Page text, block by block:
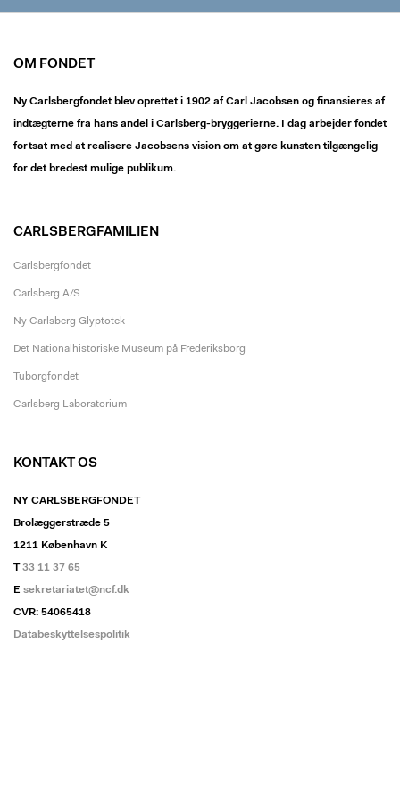
OM FONDET
Ny Carlsbergfondet blev oprettet i 1902 af Carl Jacobsen og finansieres af
indtægterne fra hans andel i Carlsberg-bryggerierne. I dag arbejder fondet
fortsat med at realisere Jacobsens vision om at gøre kunsten tilgængelig
for det bredest mulige publikum.
CARLSBERGFAMILIEN
Carlsbergfondet
Carlsberg A/S
Ny Carlsberg Glyptotek
Det Nationalhistoriske Museum på Frederiksborg
Tuborgfondet
Carlsberg Laboratorium
KONTAKT OS
NY CARLSBERGFONDET
Brolæggerstræde 5
1211 København K
T33 11 37 65
E sekretariatet@ncf.dk
CVR: 54065418
Databeskyttelsespolitik